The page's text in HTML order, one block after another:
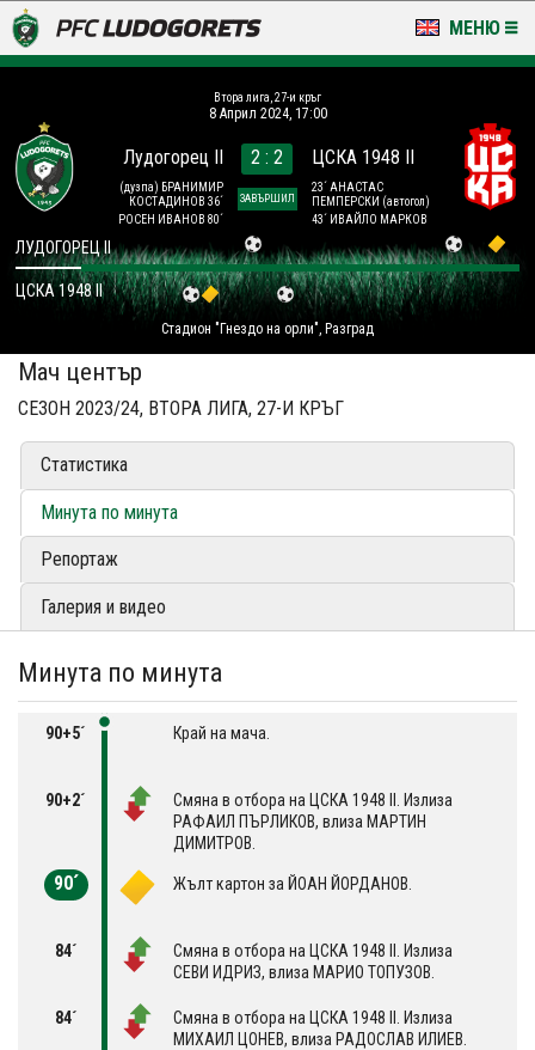
МЕНЮ
LUDOGORETS TV
НА ТЕРЕНА
СТАДИОН & БАЗИ
КЛУБ
ЗА ФЕНОВЕ
Втора лига, 27-и кръг
8 Април 2024, 17:00
Лудогорец II
(дузпа) БРАНИМИР
КОСТАДИНОВ 36´
РОСЕН ИВАНОВ 80´
2 : 2
ЗАВЪРШИЛ
ЦСКА 1948 II
23´ АНАСТАС
ПЕМПЕРСКИ (автогол)
43´ ИВАЙЛО МАРКОВ
Стадион "Гнездо на орли", Разград
ЛУДОГОРЕЦ II
ЦСКА 1948 II
Мач център
СЕЗОН 2023/24, ВТОРА ЛИГА, 27-И КРЪГ
Статистика
Минута по минута
Репортаж
Галерия и видео
Минута по минута
90+5´ Край на мача.
90+2´
Смяна в отбора на ЦСКА 1948 II. Излиза
РАФАИЛ ПЪРЛИКОВ, влиза МАРТИН
ДИМИТРОВ.
90´ Жълт картон за ЙОАН ЙОРДАНОВ.
84´
Смяна в отбора на ЦСКА 1948 II. Излиза
СЕВИ ИДРИЗ, влиза МАРИО ТОПУЗОВ.
84´
Смяна в отбора на ЦСКА 1948 II. Излиза
МИХАИЛ ЦОНЕВ, влиза РАДОСЛАВ ИЛИЕВ.